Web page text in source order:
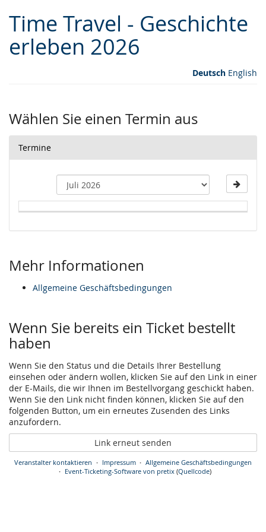
Time Travel - Geschichte
erleben 2026
Deutsch English
Wählen Sie einen Termin aus
Termine
Mehr Informationen
Allgemeine Geschäftsbedingungen
Wenn Sie bereits ein Ticket bestellt
haben
Wenn Sie den Status und die Details Ihrer Bestellung
einsehen oder ändern wollen, klicken Sie auf den Link in einer
der E-Mails, die wir Ihnen im Bestellvorgang geschickt haben.
Wenn Sie den Link nicht finden können, klicken Sie auf den
folgenden Button, um ein erneutes Zusenden des Links
anzufordern.
Link erneut senden
Veranstalter kontaktieren Impressum
Allgemeine Geschäftsbedingungen
Event-Ticketing-Software von pretix(Quellcode)